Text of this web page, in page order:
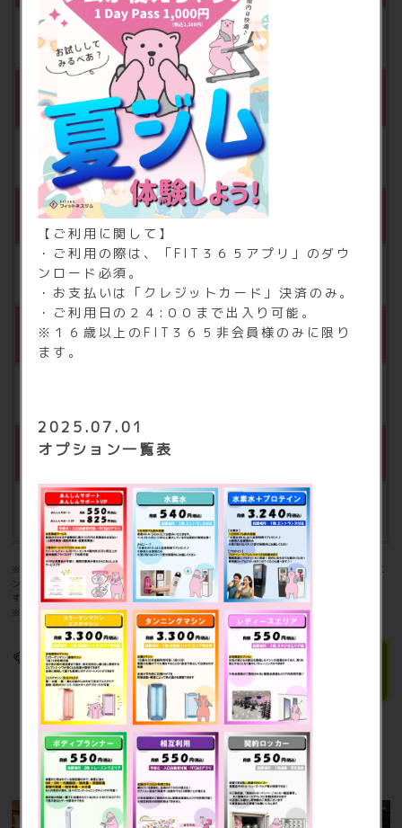
月額 500円（税込550円）
レディースエリア ※7
月額 500円（税込550円）
コラーゲン・エステマシン ※6
月額 3,000円（税込3,300円）
タンニングマシン※6
相互利用
月額500円（税込550円）
※6：FIT365あんしんサポート、コラーゲンマシン(女性限定)、タンニ
ングマシン、水素水、プロテインは登録会員の方のみご利用いただけま
す。家族会員の方はお申込み、ご利用いただくことは出来ません。
※7：女性限定
【ご利用に関して】
・ご利用の際は、「FIT３６５アプリ」 のダウ
ンロード必須。
・お支払いは「クレジットカード」決済のみ。
・ご利用日の２４:００まで出入り可能。
※１６歳以上のFIT３６５非会員様のみに限り
ます。
2025.07.01
オプション一覧表